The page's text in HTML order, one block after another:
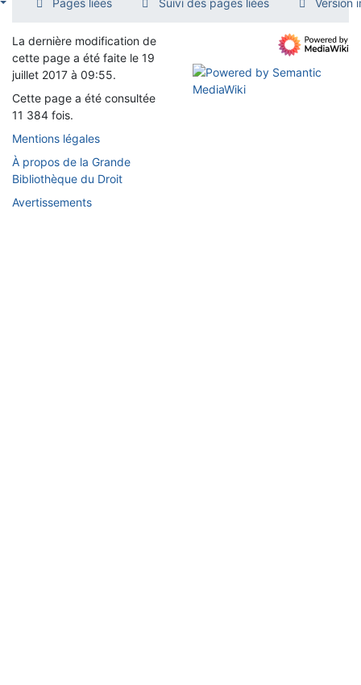
La dernière modification de
cette page a été faite le 19
juillet 2017 à 09:55.
Cette page a été consultée
11 384 fois.
Mentions légales
À propos de la Grande
Bibliothèque du Droit
Avertissements